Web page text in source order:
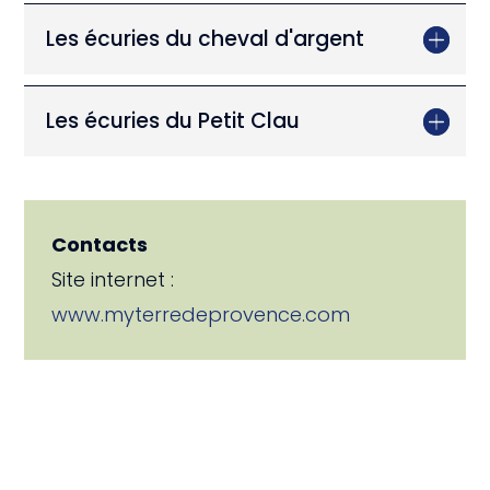
Les écuries du cheval d'argent
Les écuries du Petit Clau
Contacts
Site internet :
www.myterredeprovence.com